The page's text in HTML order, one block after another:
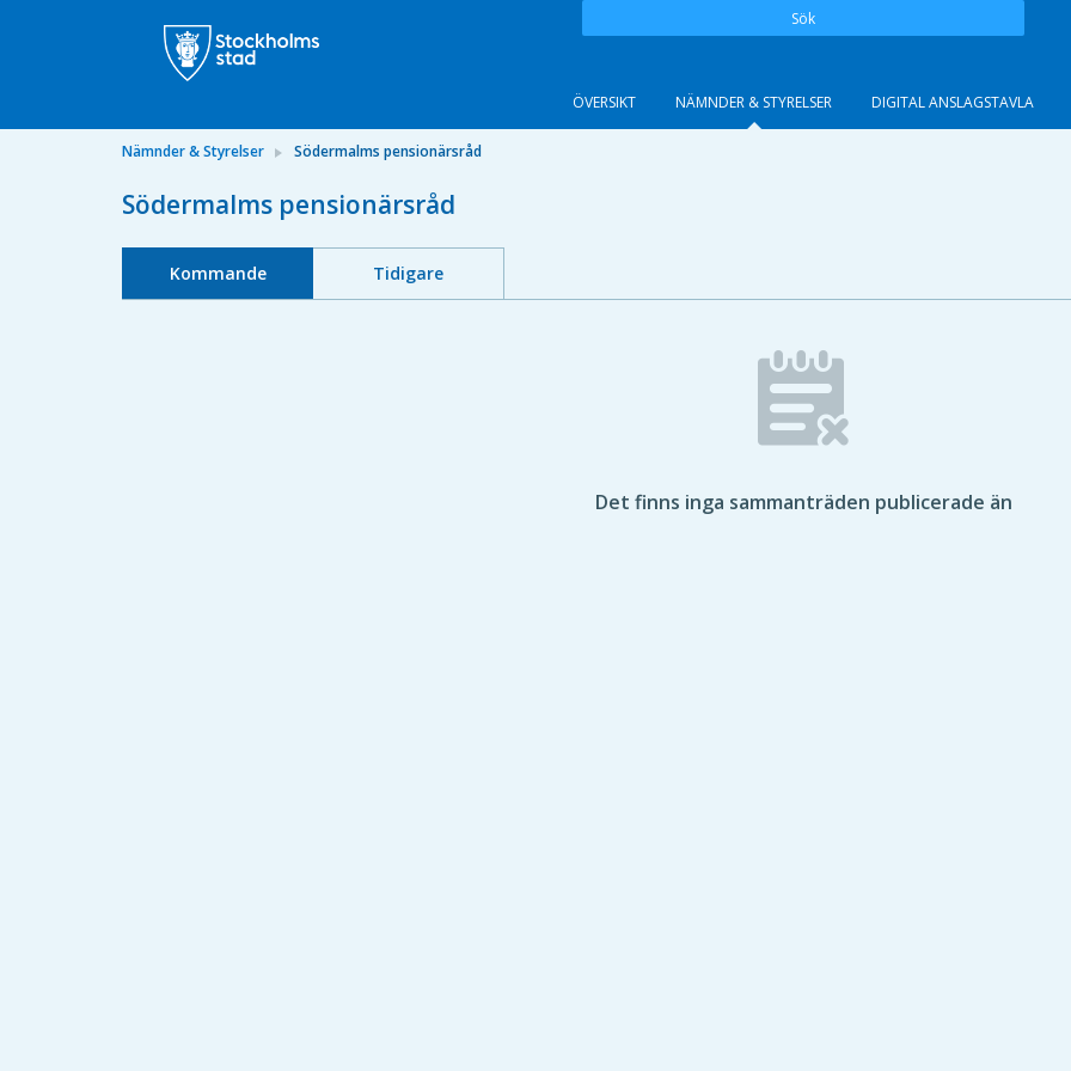
Sök
ÖVERSIKT NÄMNDER & STYRELSER DIGITAL ANSLAGSTAVLA
Nämnder & Styrelser Södermalms pensionärsråd
Södermalms pensionärsråd
Kommande Tidigare
Det finns inga sammanträden publicerade än